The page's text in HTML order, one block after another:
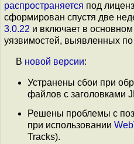
распространяется под
сформирован спустя две
3.0.22 и включает в
уязвимостей, выявленных
В новой версии:
Устранены сбои при
файлов с заголовками
Решены проблемы с
при использовании
Tracks).